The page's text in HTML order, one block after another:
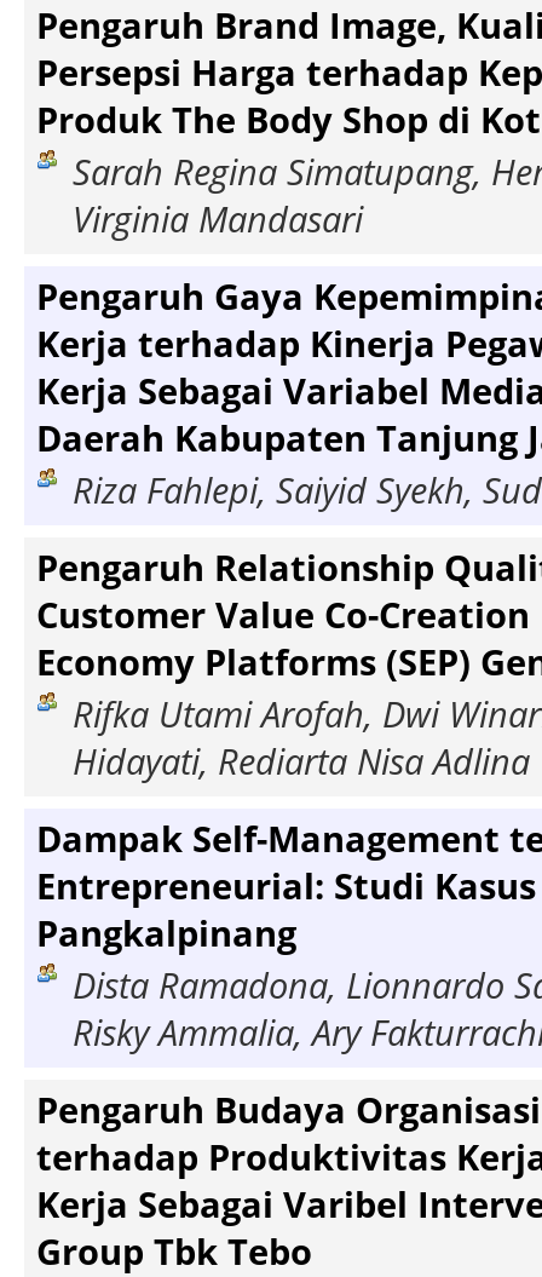
Pengaruh Brand Image,
Persepsi Harga terhadap
Produk The Body Shop di
Sarah Regina Simatupang,
Virginia Mandasari
Pengaruh Gaya
Kerja terhadap Kinerja
Kerja Sebagai Variabel
Daerah Kabupaten Tanjung
Riza Fahlepi, Saiyid Syekh,
Pengaruh Relationship
Customer Value Co-
Economy Platforms (SEP)
Rifka Utami Arofah, Dwi
Hidayati, Rediarta Nisa Adlina
Dampak Self-Management
Entrepreneurial: Studi
Pangkalpinang
Dista Ramadona, Lionnardo
Risky Ammalia, Ary
Pengaruh Budaya
terhadap Produktivitas
Kerja Sebagai Varibel
Group Tbk Tebo